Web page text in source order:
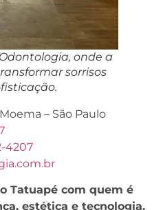
onde a
sorrisos
– São Paulo
4207
Tatuapé com quem é
estética e tecnologia.